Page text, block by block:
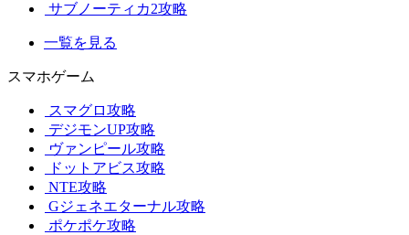
サブノーティカ2攻略
一覧を見る
スマホゲーム
スマグロ攻略
デジモンUP攻略
ヴァンピール攻略
ドットアビス攻略
NTE攻略
Gジェネエターナル攻略
ポケポケ攻略